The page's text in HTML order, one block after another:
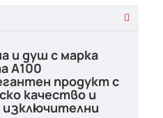
и душ с марка
A100
продукт с
качество и
изключителни